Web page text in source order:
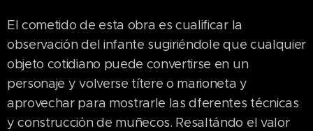
El cometido de esta obra es cualificar la
observación del infante sugiriéndole que cualquier
objeto cotidiano puede convertirse en un
personaje y volverse títere o marioneta y
aprovechar para mostrarle las dferentes técnicas
y construcción de muñecos. Resaltándo el valor